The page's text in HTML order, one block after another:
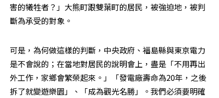
害的犧牲者？」大熊町跟雙葉町的居民，被強迫地，被判
斷為承受的對象。
可是，為何做這樣的判斷，中央政府、福島縣與東京電力
是不會說的；在當地對居民的說明會上，盡是「不用再出
外工作，家鄉會繁榮起來。」「發電廠壽命為20年，之後
拆了就變遊樂園」、「成為觀光名勝」。我們必須要明確